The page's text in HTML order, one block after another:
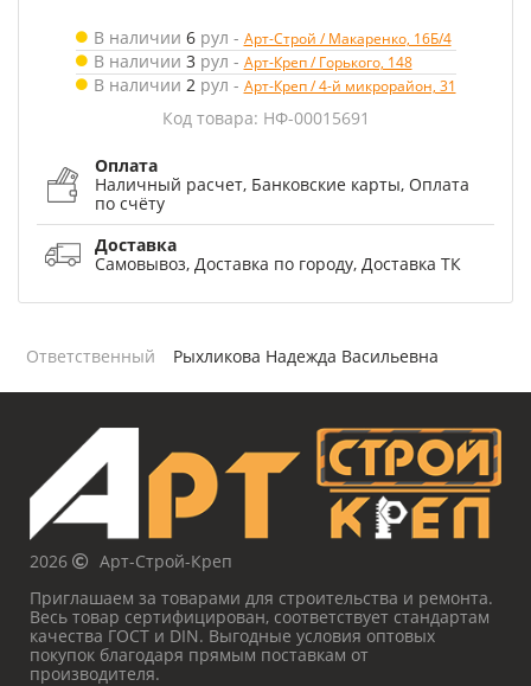
В наличии 6рул - Арт-Строй / Макаренко, 16Б/4
В наличии 3рул - Арт-Креп / Горького, 148
В наличии 2рул - Арт-Креп / 4-й микрорайон, 31
Код товара: НФ-00015691
Оплата
Наличный расчет, Банковские карты, Оплата
по счёту
Доставка
Самовывоз, Доставка по городу, Доставка ТК
Ответственный Рыхликова Надежда Васильевна
2026
Арт-Строй-Креп
Приглашаем за товарами для строительства и ремонта.
Весь товар сертифицирован, соответствует стандартам
качества ГОСТ и DIN. Выгодные условия оптовых
покупок благодаря прямым поставкам от
производителя.